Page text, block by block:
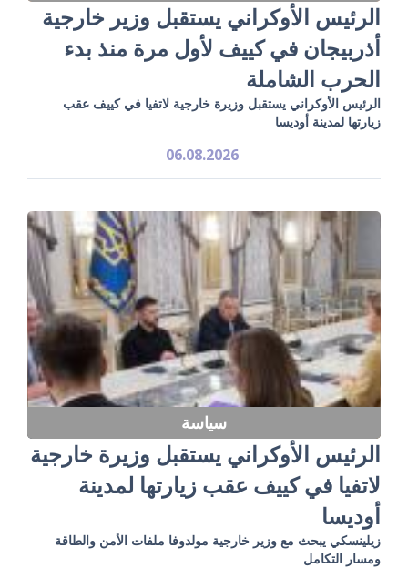
الرئيس الأوكراني يستقبل وزير خارجية
أذربيجان في كييف لأول مرة منذ بدء
الحرب الشاملة
الرئيس الأوكراني يستقبل وزيرة خارجية لاتفيا في كييف عقب
زيارتها لمدينة أوديسا
06.08.2026
سياسة
الرئيس الأوكراني يستقبل وزيرة خارجية
لاتفيا في كييف عقب زيارتها لمدينة
أوديسا
زيلينسكي يبحث مع وزير خارجية مولدوفا ملفات الأمن والطاقة
ومسار التكامل